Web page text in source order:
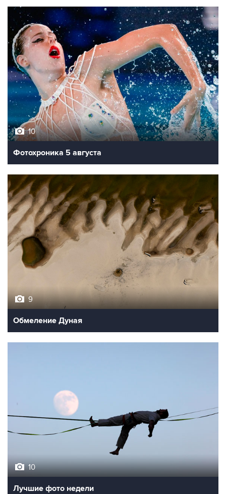
10
Фотохроника 5 августа
9
Обмеление Дуная
10
Лучшие фото недели